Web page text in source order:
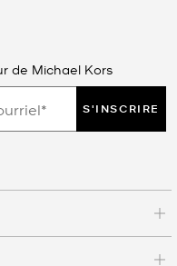
de Michael Kors
S'INSCRIRE